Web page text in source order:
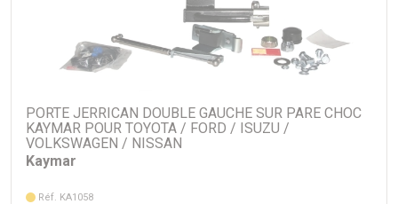
PORTE JERRICAN DOUBLE GAUCHE SUR PARE CHOC
KAYMAR POUR TOYOTA / FORD / ISUZU /
VOLKSWAGEN / NISSAN
Kaymar
Réf. KA1058